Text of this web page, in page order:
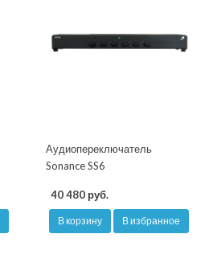
Аудиопереключатель
Sonance SS6
40 480 руб.
В корзину В избранное